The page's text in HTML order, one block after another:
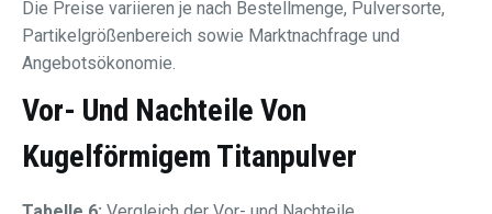
Die Preise variieren je nach Bestellmenge, Pulversorte,
Partikelgrößenbereich sowie Marktnachfrage und
Angebotsökonomie.
Vor- Und Nachteile Von
Kugelförmigem Titanpulver